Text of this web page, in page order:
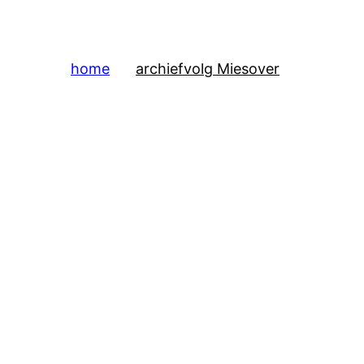
home archiefvolg Miesover